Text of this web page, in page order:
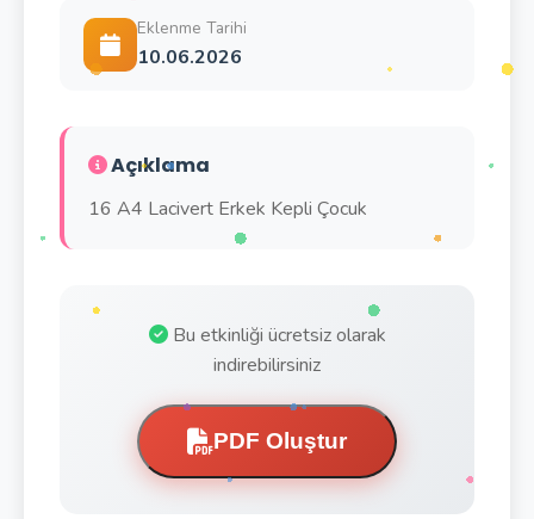
Eklenme Tarihi
10.06.2026
Açıklama
16 A4 Lacivert Erkek Kepli Çocuk
Bu etkinliği ücretsiz olarak
indirebilirsiniz
PDF Oluştur